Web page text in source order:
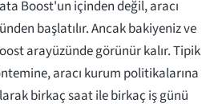
Boost'un içinden değil, aracı
başlatılır. Ancak bakiyeniz ve
arayüzünde görünür kalır. Tipik
aracı kurum politikalarına
birkaç saat ile birkaç iş günü